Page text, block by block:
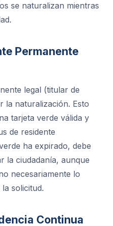
se naturalizan mientras
Permanente
legal (titular de
la naturalización. Esto
tarjeta verde válida y
de residente
ha expirado, debe
la ciudadanía, aunque
necesariamente lo
solicitud.
Continua